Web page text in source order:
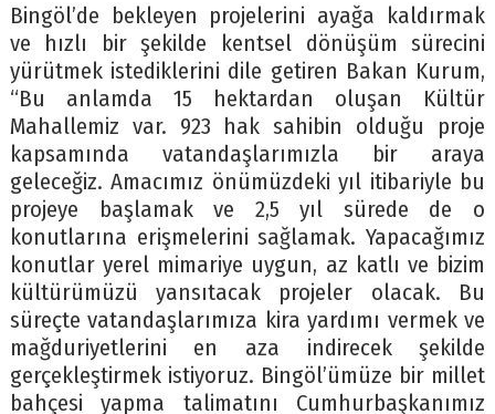
Bingöl’de bekleyen projelerini ayağa kaldırmak
ve hızlı bir şekilde kentsel dönüşüm sürecini
yürütmek istediklerini dile getiren Bakan Kurum,
“Bu anlamda 15 hektardan oluşan Kültür
Mahallemiz var. 923 hak sahibin olduğu proje
kapsamında vatandaşlarımızla bir araya
geleceğiz. Amacımız önümüzdeki yıl itibariyle bu
projeye başlamak ve 2,5 yıl sürede de o
konutlarına erişmelerini sağlamak. Yapacağımız
konutlar yerel mimariye uygun, az katlı ve bizim
kültürümüzü yansıtacak projeler olacak. Bu
süreçte vatandaşlarımıza kira yardımı vermek ve
mağduriyetlerini en aza indirecek şekilde
gerçekleştirmek istiyoruz. Bingöl’ümüze bir millet
bahçesi yapma talimatını Cumhurbaşkanımız